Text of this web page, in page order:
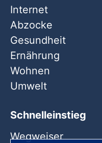
Internet
Abzocke
Gesundheit
Ernährung
Wohnen
Umwelt
Schnelleinstieg
Wegweiser